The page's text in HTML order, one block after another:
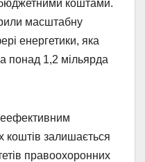
бюджетними коштами.
масштабну
енергетики, яка
понад 1,2 мільярда
коштів залишається
правоохоронних